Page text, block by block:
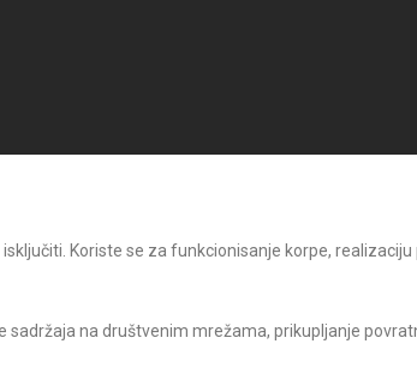
Koriste se za funkcionisanje korpe,
na društvenim mrežama, prikupljanje